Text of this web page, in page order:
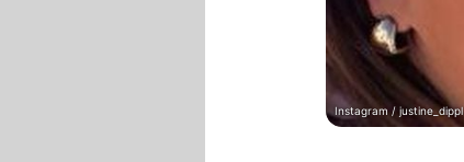
Instagram / justine_dippl